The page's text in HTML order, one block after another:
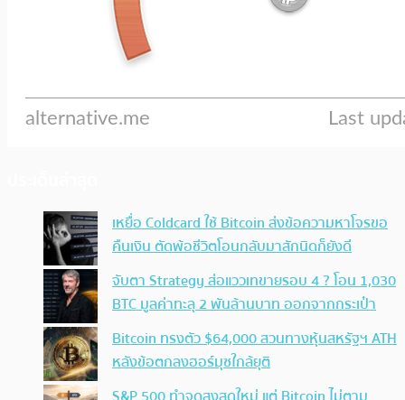
เหยื่อ Coldcard ใช้ Bitcoin ส่งข้อความหาโจรขอ
คืนเงิน ตัดพ้อชีวิตโอนกลับมาสักนิดก็ยังดี
จับตา Strategy ส่อแววเทขายรอบ 4 ? โอน 1,030
BTC มูลค่าทะลุ 2 พันล้านบาท ออกจากกระเป๋า
Bitcoin ทรงตัว $64,000 สวนทางหุ้นสหรัฐฯ ATH
หลังข้อตกลงฮอร์มุซใกล้ยุติ